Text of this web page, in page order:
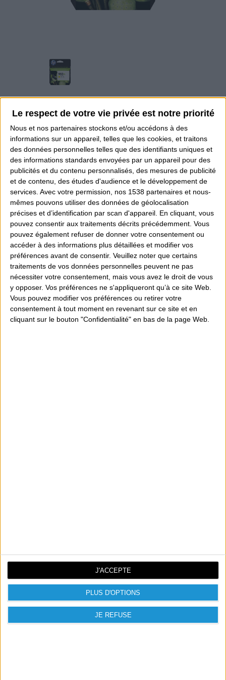
Le respect de votre vie privée est notre priorité
Nous et nos partenaires stockons et/ou accédons à des
informations sur un appareil, telles que les cookies, et traitons
des données personnelles telles que des identifiants uniques et
des informations standards envoyées par un appareil pour des
publicités et du contenu personnalisés, des mesures de publicité
et de contenu, des études d'audience et le développement de
services. Avec votre permission, nos 1538 partenaires et nous-
mêmes pouvons utiliser des données de géolocalisation
précises et d’identification par scan d'appareil. En cliquant, vous
pouvez consentir aux traitements décrits précédemment. Vous
pouvez également refuser de donner votre consentement ou
accéder à des informations plus détaillées et modifier vos
préférences avant de consentir. Veuillez noter que certains
traitements de vos données personnelles peuvent ne pas
nécessiter votre consentement, mais vous avez le droit de vous
y opposer. Vos préférences ne s'appliqueront qu’à ce site Web.
Vous pouvez modifier vos préférences ou retirer votre
consentement à tout moment en revenant sur ce site et en
cliquant sur le bouton "Confidentialité" en bas de la page Web.
PLUS D'OPTIONS
JE REFUSE
J'ACCEPTE
903 XL ENCRE HP
25,90 €
TTC
Quantité
Ajouter au devis
Partager
Conseils personnalisés
Magasin sur 300m² d'espace de vente
Références spécifiques